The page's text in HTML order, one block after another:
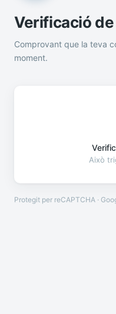
Verificació
Comprovant que la teva
moment.
Això
Protegit per reCAPTCHA ·